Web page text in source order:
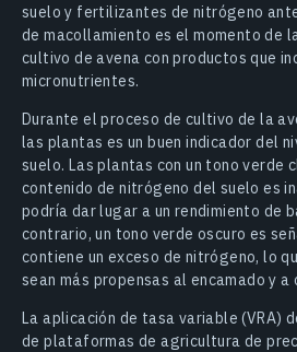
suelo y fertilizantes de nitrógeno
de macollamiento es el momento de
cultivo de avena con productos que
micronutrientes.
Durante el proceso de cultivo de la
las plantas es un buen indicador del
suelo. Las plantas con un tono verde
contenido de nitrógeno del suelo es
podría dar lugar a un rendimiento de
contrario, un tono verde oscuro es
contiene un exceso de nitrógeno, lo
sean más propensas al encamado y a
La aplicación de tasa variable (VRA)
de plataformas de agricultura de